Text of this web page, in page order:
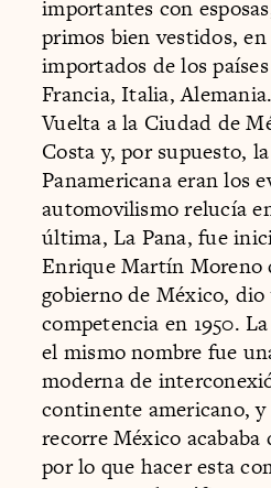
importantes con
primos bien vestidos,
importados de los
Francia, Italia,
Vuelta a la Ciudad de
Costa y, por supuesto,
Panamericana eran los
automovilismo relucía
última, La Pana, fue
Enrique Martín Moreno
gobierno de México, dio
competencia en 1950.
el mismo nombre fue
moderna de
continente americano,
recorre México acababa
por lo que hacer esta